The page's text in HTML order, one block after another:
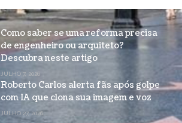
Como saber se uma reforma precisa
de engenheiro ou arquiteto?
Descubra neste artigo
JULHO 7, 2026
Roberto Carlos alerta fãs após golpe
com IA que clona sua imagem e voz
JULHO 27, 2026